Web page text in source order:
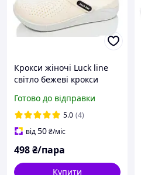
Крокси жіночі Luck line
світло бежеві крокси
женские светло бежевые,
подошва пвх
Готово до відправки
5.0 (4)
від50₴/міс
498₴/пара
Купити